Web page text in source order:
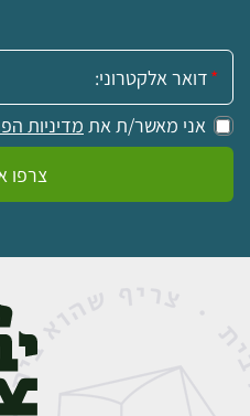
אימייל:
אני מאשר/ת את מדיניות
צרפו